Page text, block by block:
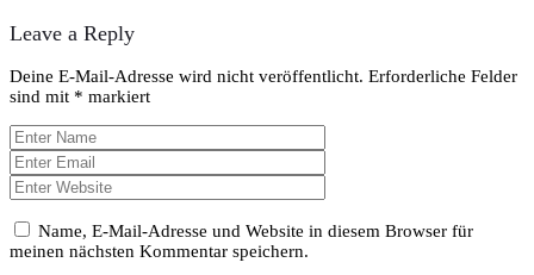
Leave a Reply
Deine E-Mail-Adresse wird nicht veröffentlicht. Erforderliche Felder
sind mit * markiert
Name, E-Mail-Adresse und Website in diesem Browser für
meinen nächsten Kommentar speichern.